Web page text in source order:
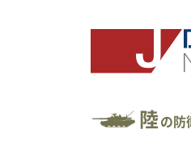
陸の防